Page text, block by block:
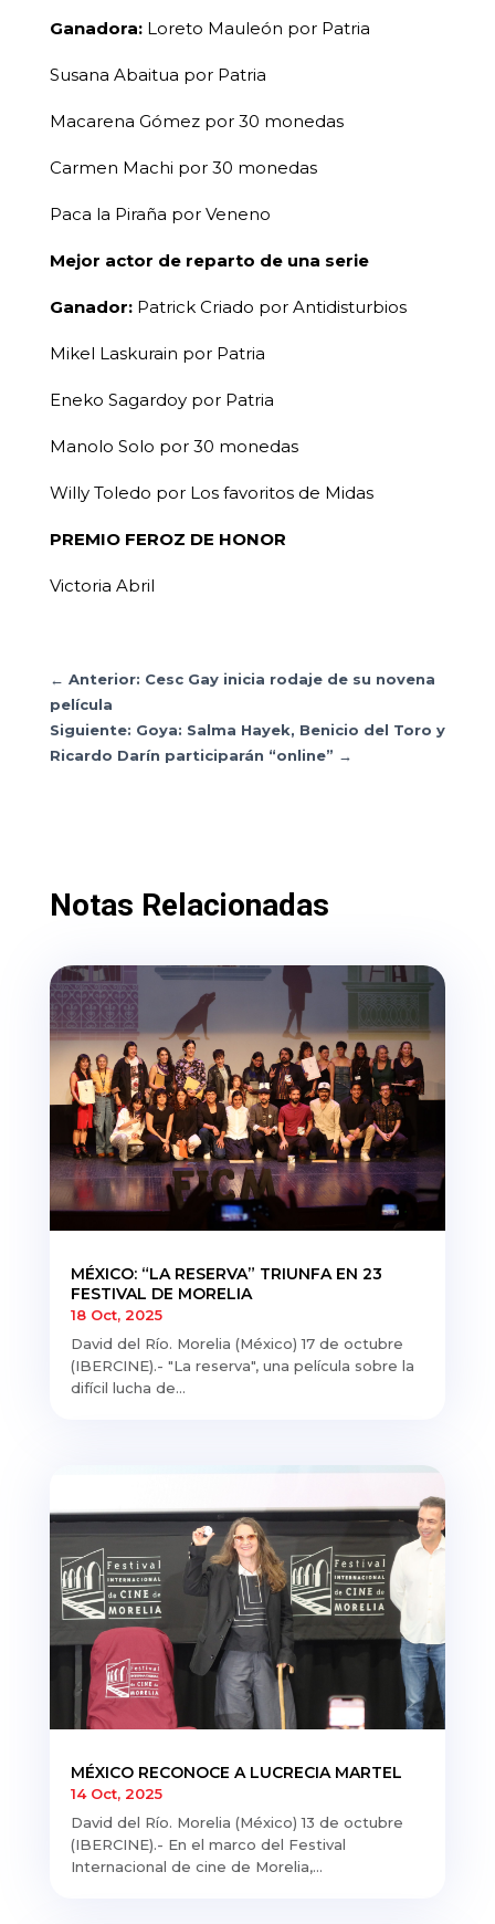
Ganadora:Loreto Mauleón por Patria
Susana Abaitua por Patria
Macarena Gómez por 30 monedas
Carmen Machi por 30 monedas
Paca la Piraña por Veneno
Mejor actor de reparto de una serie
Ganador:Patrick Criado por Antidisturbios
Mikel Laskurain por Patria
Eneko Sagardoy por Patria
Manolo Solo por 30 monedas
Willy Toledo por Los favoritos de Midas
PREMIO FEROZ DE HONOR
Victoria Abril
← Anterior: Cesc Gay inicia rodaje de su novena
película
Siguiente: Goya: Salma Hayek, Benicio del Toro y
Ricardo Darín participarán “online” →
Notas Relacionadas
MÉXICO: “LA RESERVA” TRIUNFA EN 23
FESTIVAL DE MORELIA
18 Oct, 2025
David del Río. Morelia (México) 17 de octubre
(IBERCINE).- "La reserva", una película sobre la
difícil lucha de...
MÉXICO RECONOCE A LUCRECIA MARTEL
14 Oct, 2025
David del Río. Morelia (México) 13 de octubre
(IBERCINE).- En el marco del Festival
Internacional de cine de Morelia,...